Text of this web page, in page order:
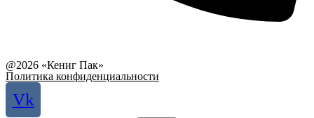
@2026 «Кениг Пак»
Политика конфиденциальности
Vk